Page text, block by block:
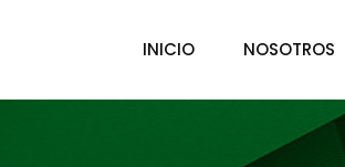
INICIO NOSOTROS